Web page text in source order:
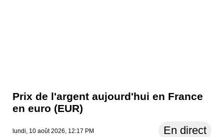
Prix ​​de l'argent aujourd'hui en France
en euro (EUR)
lundi, 10 août 2026, 12:17 PM En direct